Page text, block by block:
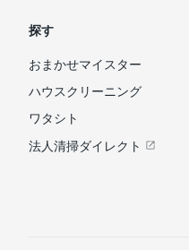
探す
おまかせマイスター
ハウスクリーニング
ワタシト
法人清掃ダイレクト